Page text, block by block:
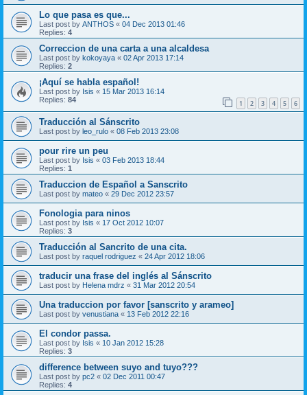
Lo que pasa es que...
Last post by ANTHOS « 04 Dec 2013 01:46
Replies: 4
Correccion de una carta a una alcaldesa
Last post by kokoyaya « 02 Apr 2013 17:14
Replies: 2
¡Aquí se habla español!
Last post by Isis « 15 Mar 2013 16:14
Replies: 84 1 2 3 4 5 6
Traducción al Sánscrito
Last post by leo_rulo « 08 Feb 2013 23:08
pour rire un peu
Last post by Isis « 03 Feb 2013 18:44
Replies: 1
Traduccion de Español a Sanscrito
Last post by mateo « 29 Dec 2012 23:57
Fonologia para ninos
Last post by Isis « 17 Oct 2012 10:07
Replies: 3
Traducción al Sancrito de una cita.
Last post by raquel rodriguez « 24 Apr 2012 18:06
traducir una frase del inglés al Sánscrito
Last post by Helena mdrz « 31 Mar 2012 20:54
Una traduccion por favor [sanscrito y arameo]
Last post by venustiana « 13 Feb 2012 22:16
El condor passa.
Last post by Isis « 10 Jan 2012 15:28
Replies: 3
difference between suyo and tuyo???
Last post by pc2 « 02 Dec 2011 00:47
Replies: 4